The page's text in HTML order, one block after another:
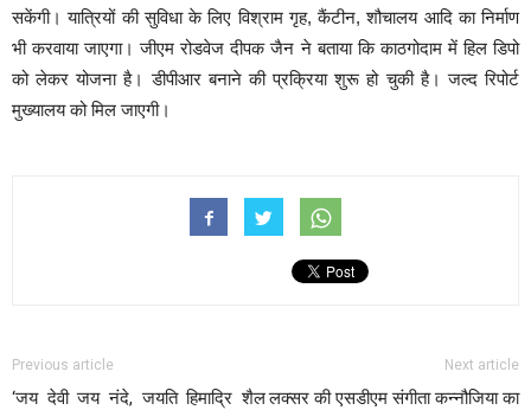
सकेंगी। यात्रियों की सुविधा के लिए विश्राम गृह, कैंटीन, शौचालय आदि का निर्माण
भी करवाया जाएगा। जीएम रोडवेज दीपक जैन ने बताया कि काठगोदाम में हिल डिपो
को लेकर योजना है। डीपीआर बनाने की प्रक्रिया शुरू हो चुकी है। जल्द रिपोर्ट
मुख्यालय को मिल जाएगी।
Previous article
‘जय देवी जय नंदे, जयति हिमाद्रि शैल
Next article
लक्सर की एसडीएम संगीता कन्नौजिया का